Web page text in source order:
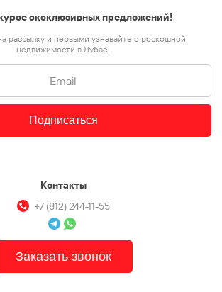
Контакты
+7 (812) 244-11-55
Заказать звонок
эксклюзивных предложений!
рассылку и первыми узнавайте о роскошной
недвижимости в Дубае.
Подписаться